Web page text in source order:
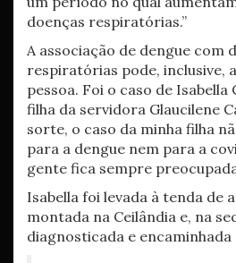
doenças respiratórias.”
A associação de dengue com
respiratórias pode, inclusive,
pessoa. Foi o caso de Isabella
filha da servidora Glaucilene
sorte, o caso da minha filha
para a dengue nem para a
gente fica sempre
Isabella foi levada à tenda de
montada na Ceilândia e, na
diagnosticada e encaminhada